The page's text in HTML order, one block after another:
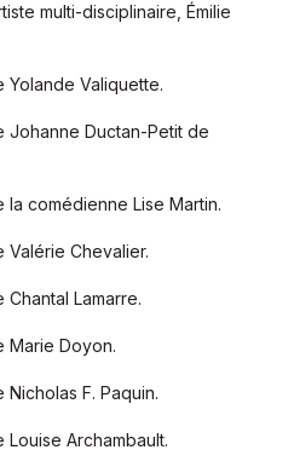
multi-disciplinaire, Émilie
Yolande Valiquette.
Johanne Ductan-Petit de
comédienne Lise Martin.
Valérie Chevalier.
Lamarre.
Marie Doyon.
F. Paquin.
Archambault.